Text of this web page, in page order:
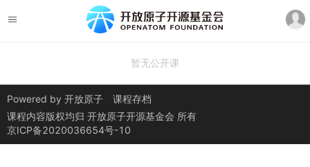
暂无公开课
Powered by 开放原子
课程存档
课程内容版权均归 开放原子开源基金会 所有
京ICP备2020036654号-10